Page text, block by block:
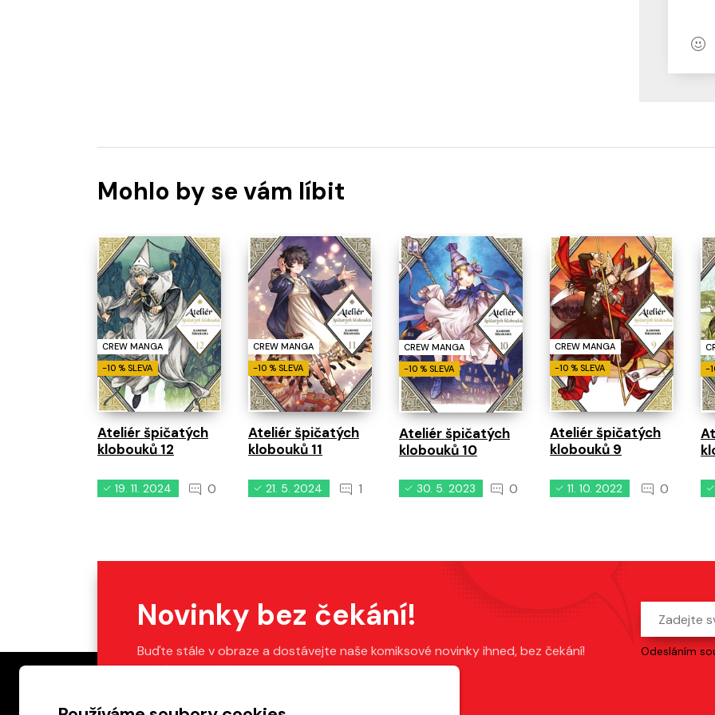
Mohlo by se vám líbit
CREW MANGA
-10 % SLEVA
Ateliér špičatých
klobouků 12
19. 11. 2024 0
CREW MANGA
-10 % SLEVA
Ateliér špičatých
klobouků 11
21. 5. 2024 1
CREW MANGA
-10 % SLEVA
Ateliér špičatých
klobouků 10
30. 5. 2023 0
CREW MANGA
-10 % SLEVA
Ateliér špičatých
klobouků 9
11. 10. 2022 0
-
Novinky bez čekání!
Buďte stále v obraze a dostávejte naše komiksové novinky ihned, bez čekání!
Stačí vyplnit váš e-mail.
Odesláním